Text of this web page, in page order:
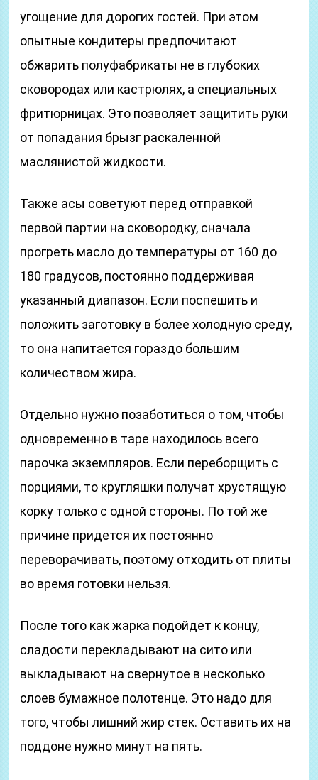
угощение для дорогих гостей. При этом
опытные кондитеры предпочитают
обжарить полуфабрикаты не в глубоких
сковородах или кастрюлях, а специальных
фритюрницах. Это позволяет защитить руки
от попадания брызг раскаленной
маслянистой жидкости.
Также асы советуют перед отправкой
первой партии на сковородку, сначала
прогреть масло до температуры от 160 до
180 градусов, постоянно поддерживая
указанный диапазон. Если поспешить и
положить заготовку в более холодную среду,
то она напитается гораздо большим
количеством жира.
Отдельно нужно позаботиться о том, чтобы
одновременно в таре находилось всего
парочка экземпляров. Если переборщить с
порциями, то кругляшки получат хрустящую
корку только с одной стороны. По той же
причине придется их постоянно
переворачивать, поэтому отходить от плиты
во время готовки нельзя.
После того как жарка подойдет к концу,
сладости перекладывают на сито или
выкладывают на свернутое в несколько
слоев бумажное полотенце. Это надо для
того, чтобы лишний жир стек. Оставить их на
поддоне нужно минут на пять.